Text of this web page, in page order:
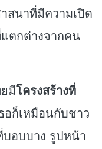
สนาที่มีความเปิด
ตกต่างจากคน
มีโครงสร้างที่
อก็เหมือนกับชาว
บอบบาง รูปหน้า